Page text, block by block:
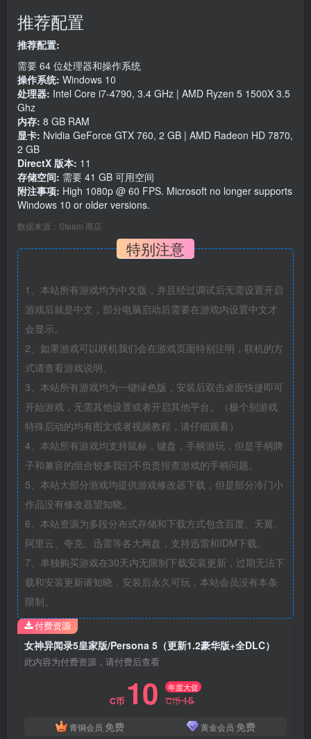
推荐配置
推荐配置:
需要 64 位处理器和操作系统
操作系统: Windows 10
处理器: Intel Core i7-4790, 3.4 GHz | AMD Ryzen 5 1500X 3.5
Ghz
内存: 8 GB RAM
显卡: Nvidia GeForce GTX 760, 2 GB | AMD Radeon HD 7870,
2 GB
DirectX 版本: 11
存储空间: 需要 41 GB 可用空间
附注事项: High 1080p @ 60 FPS. Microsoft no longer supports
Windows 10 or older versions.
数据来源：Steam 商店
特别注意
1、本站所有游戏均为中文版，并且经过调试后无需设置开启
游戏后就是中文，部分电脑启动后需要在游戏内设置中文才
会显示。
2、如果游戏可以联机我们会在游戏页面特别注明，联机的方
式请查看游戏说明。
3、本站所有游戏均为一键绿色版，安装后双击桌面快捷即可
开始游戏，无需其他设置或者开启其他平台。（极个别游戏
特殊启动的均有图文或者视频教程，请仔细观看）
4、本站所有游戏均支持鼠标，键盘，手柄游玩，但是手柄牌
子和兼容的组合较多我们不负责排查游戏的手柄问题。
5、本站大部分游戏均提供游戏修改器下载，但是部分冷门小
作品没有修改器望知晓。
6、本站资源为多段分布式存储和下载方式包含百度、天翼、
阿里云、夸克、迅雷等各大网盘，支持迅雷和IDM下载。
7、单独购买游戏在30天内无限制下载安装更新，过期无法下
载和安装更新请知晓，安装后永久可玩，本站会员没有本条
限制。
女神异闻录5皇家版/Persona 5（更新1.2豪华版+全DLC）
此内容为付费资源，请付费后查看
C币 10 年度大促
C币15
青铜会员 免费 黄金会员 免费
付费资源